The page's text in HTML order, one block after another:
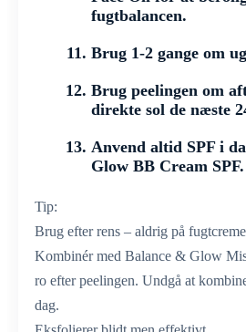
fugtbalancen.
Brug 1-2 gange om
Brug peelingen om
direkte sol de næste
Anvend altid SPF i
Glow BB Cream SPF.
Tip:
Brug efter rens – aldrig på
Kombinér med Balance & Glow
ro efter peelingen. Undgå at
dag.